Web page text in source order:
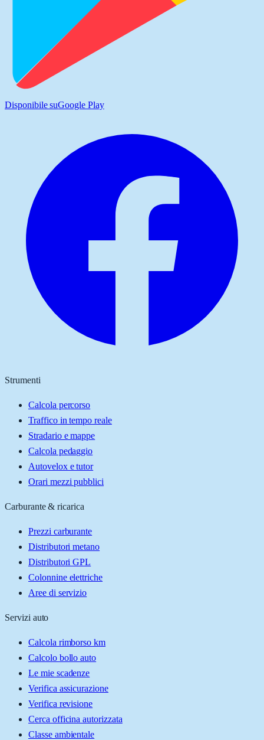
Disponibile suGoogle Play
Strumenti
Calcola percorso
Traffico in tempo reale
Stradario e mappe
Calcola pedaggio
Autovelox e tutor
Orari mezzi pubblici
Carburante & ricarica
Prezzi carburante
Distributori metano
Distributori GPL
Colonnine elettriche
Aree di servizio
Servizi auto
Calcola rimborso km
Calcolo bollo auto
Le mie scadenze
Verifica assicurazione
Verifica revisione
Cerca officina autorizzata
Classe ambientale